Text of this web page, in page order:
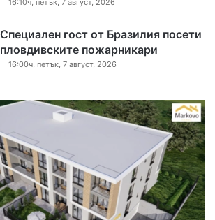
16:10ч, петък, 7 август, 2026
Специален гост от Бразилия посети
пловдивските пожарникари
16:00ч, петък, 7 август, 2026